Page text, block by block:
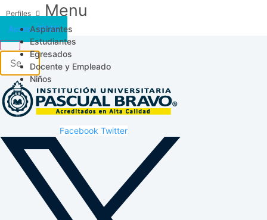
Menu
Aspirantes
Estudiantes
Egresados
Docente y Empleado
Niños
Acceso SICAU
Facebook Twitter